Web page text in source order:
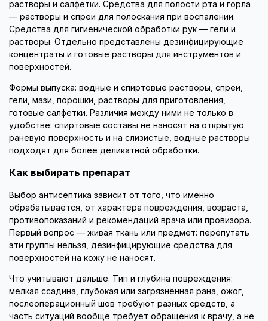
растворы и салфетки. Средства для полости рта и горла
— растворы и спреи для полоскания при воспалении.
Средства для гигиенической обработки рук — гели и
растворы. Отдельно представлены дезинфицирующие
концентраты и готовые растворы для инструментов и
поверхностей.
Формы выпуска: водные и спиртовые растворы, спреи,
гели, мази, порошки, растворы для приготовления,
готовые салфетки. Различия между ними не только в
удобстве: спиртовые составы не наносят на открытую
раневую поверхность и на слизистые, водные растворы
подходят для более деликатной обработки.
Как выбирать препарат
Выбор антисептика зависит от того, что именно
обрабатывается, от характера повреждения, возраста,
противопоказаний и рекомендаций врача или провизора.
Первый вопрос — живая ткань или предмет: перепутать
эти группы нельзя, дезинфицирующие средства для
поверхностей на кожу не наносят.
Что учитывают дальше. Тип и глубина повреждения:
мелкая ссадина, глубокая или загрязнённая рана, ожог,
послеоперационный шов требуют разных средств, а
часть ситуаций вообще требует обращения к врачу, а не